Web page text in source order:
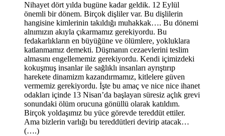
Nihayet dört yılda bugüne kadar geldik. 12 Eylül
önemli bir dönem. Birçok dişliler var. Bu dişlilerin
hangisine kimlerinin takıldığı muhakkak…. Bu dönemi
alnımızın akıyla çıkarmamız gerekiyordu. Bu
fedakarlıkların en büyüğüne ve ölümlere, yokluklara
katlanmamız demekti. Düşmanın cezaevlerini teslim
almasını engellememiz gerekiyordu. Kendi içimizdeki
kokuşmuş insanlar ile sağlıklı insanları ayrıştırıp
harekete dinamizm kazandırmamız, kitlelere güven
vermemiz gerekiyordu. İşte bu amaç ve nice nice ihanet
odakları içinde 13 Nisan’da başlayan süresiz açlık grevi
sonundaki ölüm orucuna gönüllü olarak katıldım.
Birçok yoldaşımız bu yüce görevde tereddüt ettiler.
Ama bizlerin varlığı bu tereddütleri devirip atacak…
(….)